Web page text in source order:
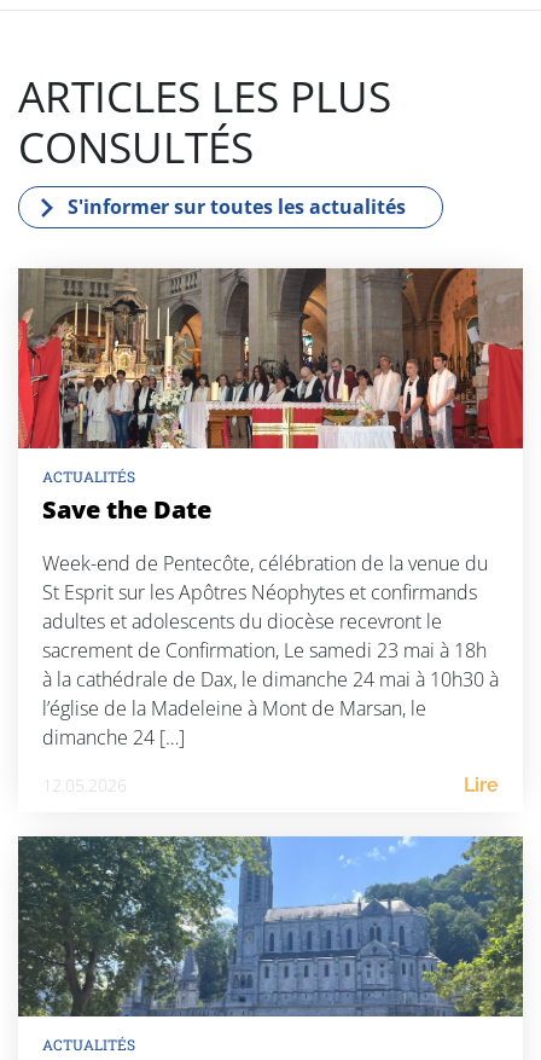
ARTICLES LES PLUS
CONSULTÉS
S'informer sur toutes les actualités
ACTUALITÉS
Save the Date
Week-end de Pentecôte, célébration de la venue du
St Esprit sur les Apôtres Néophytes et confirmands
adultes et adolescents du diocèse recevront le
sacrement de Confirmation, Le samedi 23 mai à 18h
à la cathédrale de Dax, le dimanche 24 mai à 10h30 à
l’église de la Madeleine à Mont de Marsan, le
dimanche 24 […]
12.05.2026 Lire
ACTUALITÉS